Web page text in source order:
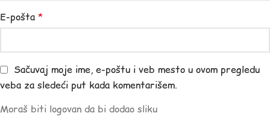
E-pošta *
Sačuvaj moje ime, e-poštu i veb mesto u ovom pregledu
veba za sledeći put kada komentarišem.
Moraš biti logovan da bi dodao sliku